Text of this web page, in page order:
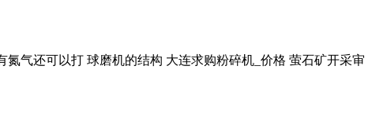
气还可以打 球磨机的结构 大连求购粉碎机_价格 萤石矿开采审